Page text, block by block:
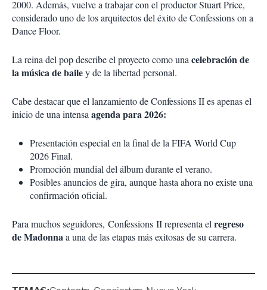
2000. Además, vuelve a trabajar con el productor Stuart Price,
considerado uno de los arquitectos del éxito de Confessions on a
Dance Floor.
La reina del pop describe el proyecto como unacelebración de
la música de bailey de la libertad personal.
Cabe destacar que el lanzamiento de Confessions II es apenas el
inicio de una intensaagenda para 2026:
Presentación especial en la final de la FIFA World Cup
2026 Final.
Promoción mundial del álbum durante el verano.
Posibles anuncios de gira, aunque hasta ahora no existe una
confirmación oficial.
Para muchos seguidores, Confessions II representa elregreso
de Madonnaa una de las etapas más exitosas de su carrera.